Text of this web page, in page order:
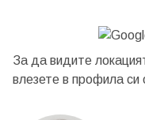
За да видите
влезете в профила си